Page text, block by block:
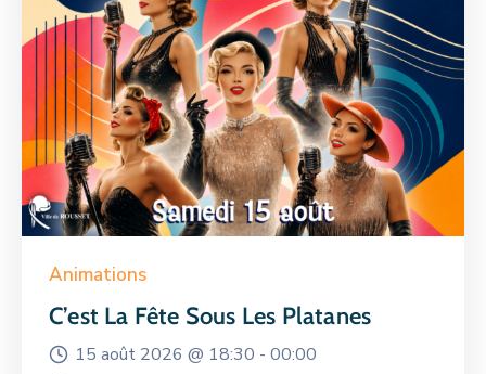
Animations
C’est La Fête Sous Les Platanes
15 août 2026 @ 18:30 - 00:00